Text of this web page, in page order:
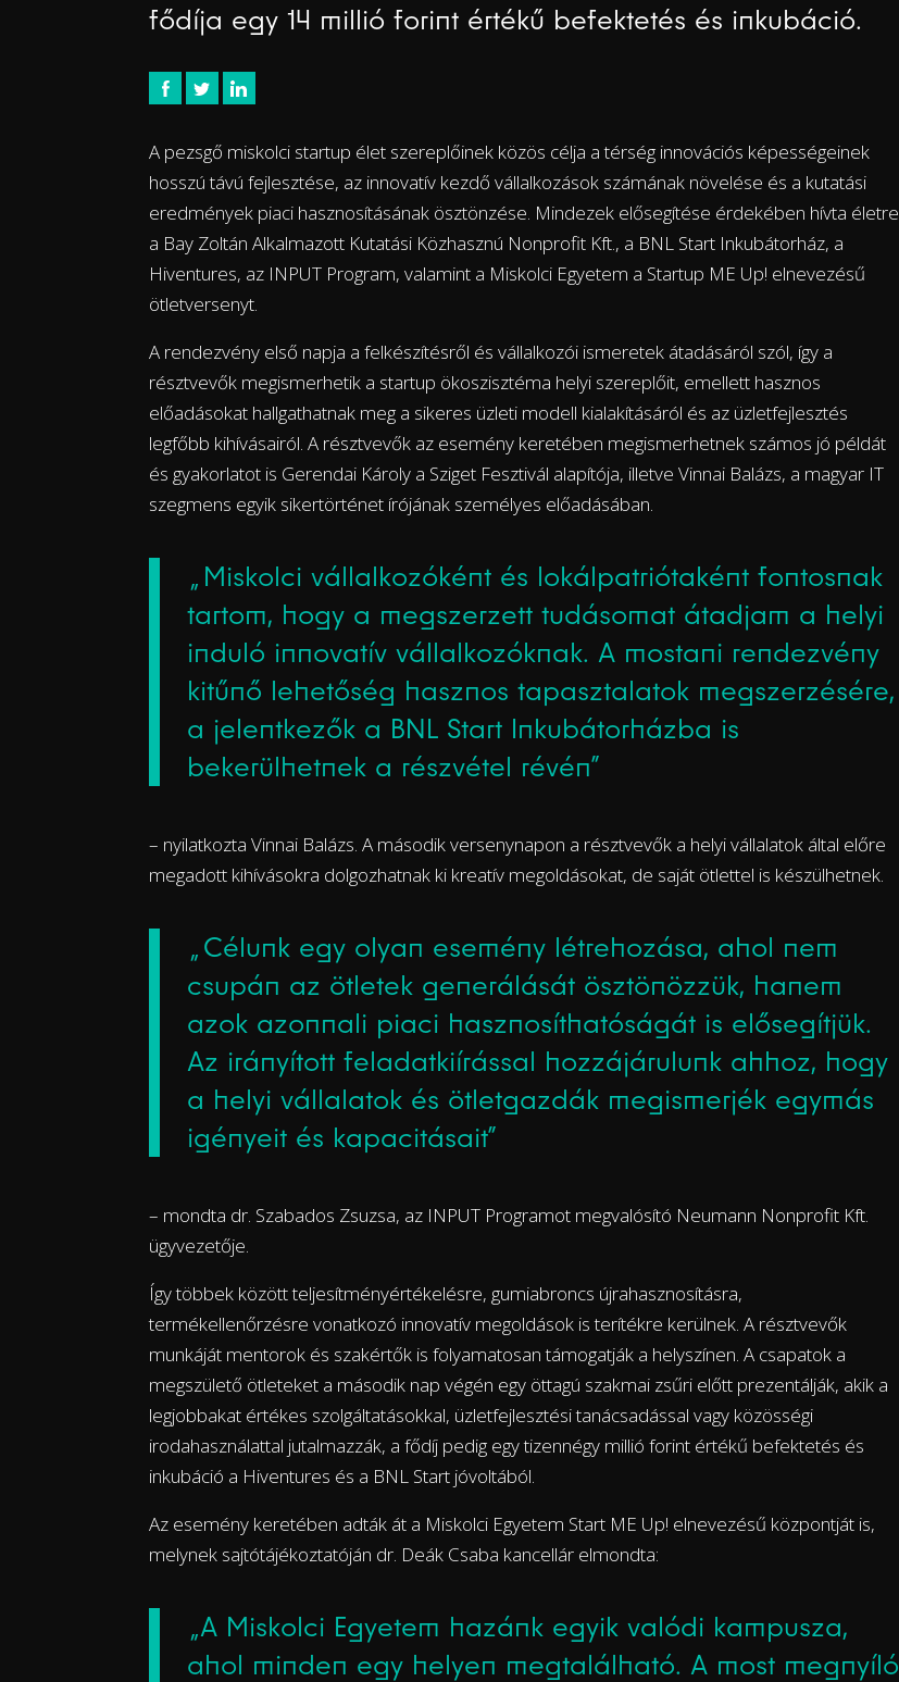
fődíja egy 14 millió forint értékű befektetés és inkubáció.
A pezsgő miskolci startup élet szereplőinek közös célja a térség innovációs képességeinek
hosszú távú fejlesztése, az innovatív kezdő vállalkozások számának növelése és a kutatási
eredmények piaci hasznosításának ösztönzése. Mindezek elősegítése érdekében hívta életre
a Bay Zoltán Alkalmazott Kutatási Közhasznú Nonprofit Kft., a BNL Start Inkubátorház, a
Hiventures, az INPUT Program, valamint a Miskolci Egyetem a Startup ME Up! elnevezésű
ötletversenyt.
A rendezvény első napja a felkészítésről és vállalkozói ismeretek átadásáról szól, így a
résztvevők megismerhetik a startup ökoszisztéma helyi szereplőit, emellett hasznos
előadásokat hallgathatnak meg a sikeres üzleti modell kialakításáról és az üzletfejlesztés
legfőbb kihívásairól. A résztvevők az esemény keretében megismerhetnek számos jó példát
és gyakorlatot is Gerendai Károly a Sziget Fesztivál alapítója, illetve Vinnai Balázs, a magyar IT
szegmens egyik sikertörténet írójának személyes előadásában.
„Miskolci vállalkozóként és lokálpatriótaként fontosnak
tartom, hogy a megszerzett tudásomat átadjam a helyi
induló innovatív vállalkozóknak. A mostani rendezvény
kitűnő lehetőség hasznos tapasztalatok megszerzésére,
a jelentkezők a BNL Start Inkubátorházba is
bekerülhetnek a részvétel révén”
– nyilatkozta Vinnai Balázs. A második versenynapon a résztvevők a helyi vállalatok által előre
megadott kihívásokra dolgozhatnak ki kreatív megoldásokat, de saját ötlettel is készülhetnek.
„Célunk egy olyan esemény létrehozása, ahol nem
csupán az ötletek generálását ösztönözzük, hanem
azok azonnali piaci hasznosíthatóságát is elősegítjük.
Az irányított feladatkiírással hozzájárulunk ahhoz, hogy
a helyi vállalatok és ötletgazdák megismerjék egymás
igényeit és kapacitásait”
– mondta dr. Szabados Zsuzsa, az INPUT Programot megvalósító Neumann Nonprofit Kft.
ügyvezetője.
Így többek között teljesítményértékelésre, gumiabroncs újrahasznosításra,
termékellenőrzésre vonatkozó innovatív megoldások is terítékre kerülnek. A résztvevők
munkáját mentorok és szakértők is folyamatosan támogatják a helyszínen. A csapatok a
megszülető ötleteket a második nap végén egy öttagú szakmai zsűri előtt prezentálják, akik a
legjobbakat értékes szolgáltatásokkal, üzletfejlesztési tanácsadással vagy közösségi
irodahasználattal jutalmazzák, a fődíj pedig egy tizennégy millió forint értékű befektetés és
inkubáció a Hiventures és a BNL Start jóvoltából.
Az esemény keretében adták át a Miskolci Egyetem Start ME Up! elnevezésű központját is,
melynek sajtótájékoztatóján dr. Deák Csaba kancellár elmondta:
„A Miskolci Egyetem hazánk egyik valódi kampusza,
ahol minden egy helyen megtalálható. A most megnyíló